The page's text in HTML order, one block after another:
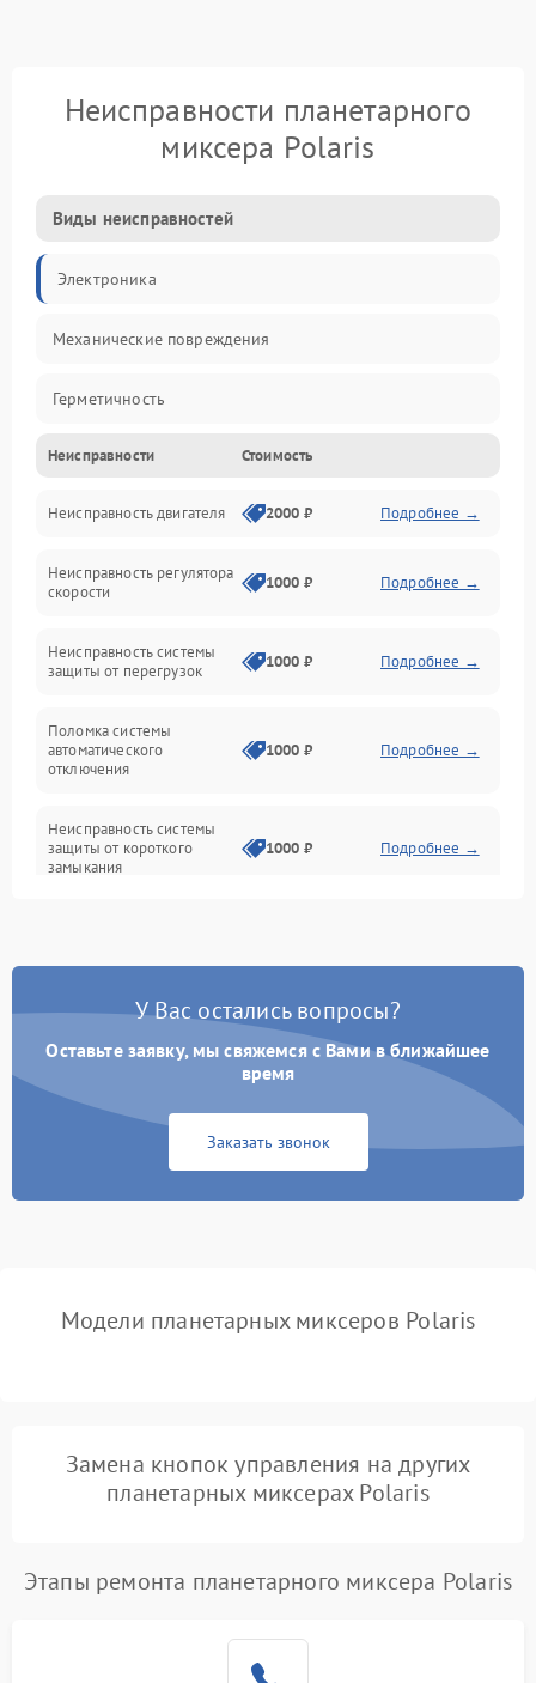
Неисправности планетарного
миксера Polaris
Виды неисправностей
Электроника
Механические повреждения
Герметичность
Механика
Электропитание
Привод
Неисправности Стоимость
Неисправность двигателя 2000 ₽ Подробнее →
Неисправность регулятора
скорости
1000 ₽ Подробнее →
Неисправность системы
защиты от перегрузок
1000 ₽ Подробнее →
Поломка системы
автоматического
отключения
1000 ₽ Подробнее →
Неисправность системы
защиты от короткого
замыкания
1000 ₽ Подробнее →
Неисправность системы
перенапряжения
1000 ₽ Подробнее →
Неисправность системы
защиты от замыкания
1000 ₽
защиты от перегрузок
У Вас остались вопросы?
Оставьте заявку, мы свяжемся с Вами в ближайшее
время
Заказать звонок
Модели планетарных миксеров Polaris
Замена кнопок управления на других
планетарных миксерах Polaris
Этапы ремонта планетарного миксера Polaris